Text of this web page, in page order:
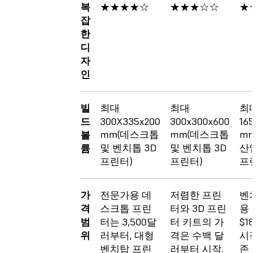
복
잡
한
디
자
인
★★★★☆ ★★★☆☆
빌
드
볼
륨
최대
300X335x200
mm(데스크톱
및 벤치톱 3D
프린터)
최대
300x300x600
mm(데스크톱
및 벤치톱 3D
프린터)
최대
mm(벤
산업용
프린터)
가
격
범
위
전문가용 데
스크톱 프린
터는 3,500달
러부터, 대형
벤치탑 프린
저렴한 프린
터와 3D 프린
터 키트의 가
격은 수백 달
러부터 시작.
벤치탑
용 시스
시작하
존 산업